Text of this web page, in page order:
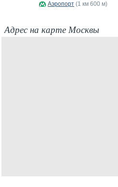
Аэропорт (1 км 600 м)
Адрес на карте Москвы